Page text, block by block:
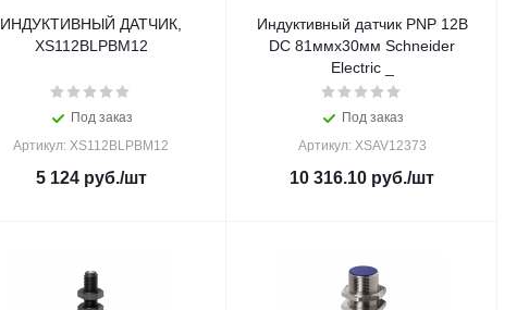
ИНДУКТИВНЫЙ ДАТЧИК,
XS112BLPBM12
Под заказ
Артикул: XS112BLPBM12
5 124руб./шт
Индуктивный датчик PNP 12В
DC 81ммx30мм Schneider
Electric _
Под заказ
Артикул: XSAV12373
10 316.10 руб./шт